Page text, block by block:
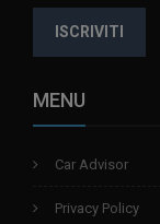
ISCRIVITI
MENU
Car Advisor
Privacy Policy